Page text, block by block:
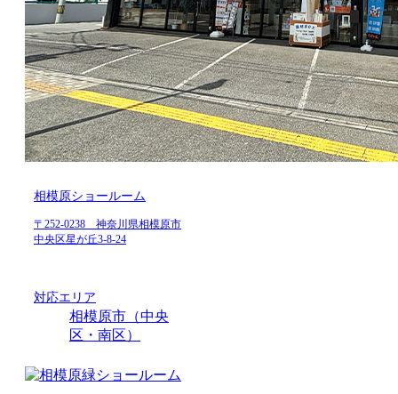
相模原ショールーム
〒252-0238 神奈川県相模原市
中央区星が丘3-8-24
対応エリア
相模原市（中央
区・南区）